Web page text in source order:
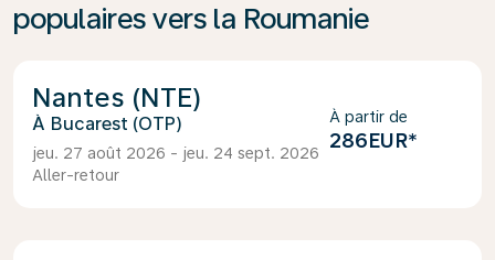
populaires vers la Roumanie
Nantes (NTE)
Bucarest (OTP)
jeu. 27 août 2026 - jeu. 24 sept. 2026
Aller-retour
À partir de
286EUR*